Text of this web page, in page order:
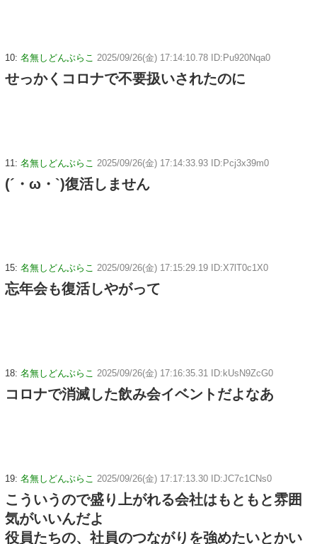
10: 名無しどんぶらこ 2025/09/26(金) 17:14:10.78 ID:Pu920Nqa0
せっかくコロナで不要扱いされたのに
11: 名無しどんぶらこ 2025/09/26(金) 17:14:33.93 ID:Pcj3x39m0
(´・ω・`)復活しません
15: 名無しどんぶらこ 2025/09/26(金) 17:15:29.19 ID:X7lT0c1X0
忘年会も復活しやがって
18: 名無しどんぶらこ 2025/09/26(金) 17:16:35.31 ID:kUsN9ZcG0
コロナで消滅した飲み会イベントだよなあ
19: 名無しどんぶらこ 2025/09/26(金) 17:17:13.30 ID:JC7c1CNs0
こういうので盛り上がれる会社はもともと雰囲
気がいいんだよ
役員たちの、社員のつながりを強めたいとかい